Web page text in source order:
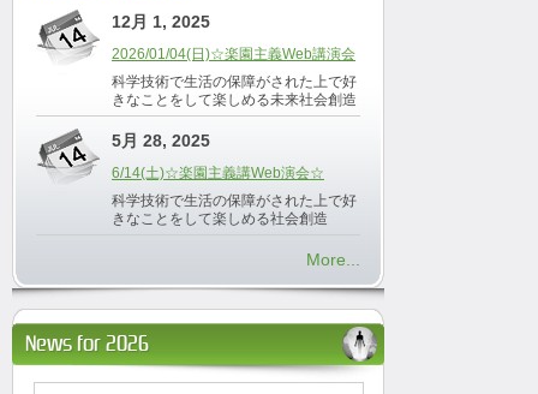
12月 1, 2025
2026/01/04(日)☆楽園主義Web講演会
科学技術で生活の保障がされた上で好
きなことをして楽しめる未来社会創造
5月 28, 2025
6/14(土)☆楽園主義講Web演会☆
科学技術で生活の保障がされた上で好
きなことをして楽しめる社会創造
More...
News for 2026